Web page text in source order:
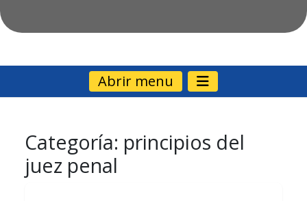
Abrir menu
Categoría: principios del
juez penal